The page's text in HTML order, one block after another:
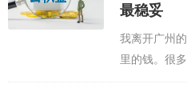
最稳妥
我离开广州
里的钱。很
就是没有按